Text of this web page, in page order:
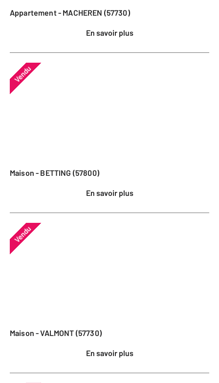
Appartement - MACHEREN (57730)
En savoir plus
Vendu
Maison - BETTING (57800)
En savoir plus
Vendu
Maison - VALMONT (57730)
En savoir plus